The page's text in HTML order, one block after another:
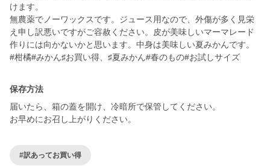
けます。
無農薬でノーワックスです。ジュース用なので、外傷が多く見栄
え申し訳悪いですがご容赦ください。皮が美味しいマーマレード
作りには向かないかと思います。中身は美味しい夏みかんです。
#柑橘#みかん♯お買い得、♯夏みかん#春のもの#お試しサイズ
保存方法
届いたら、箱の蓋を開け、冷暗所で保管してください。
お早めにお召し上がりください。
#訳あってお買い得